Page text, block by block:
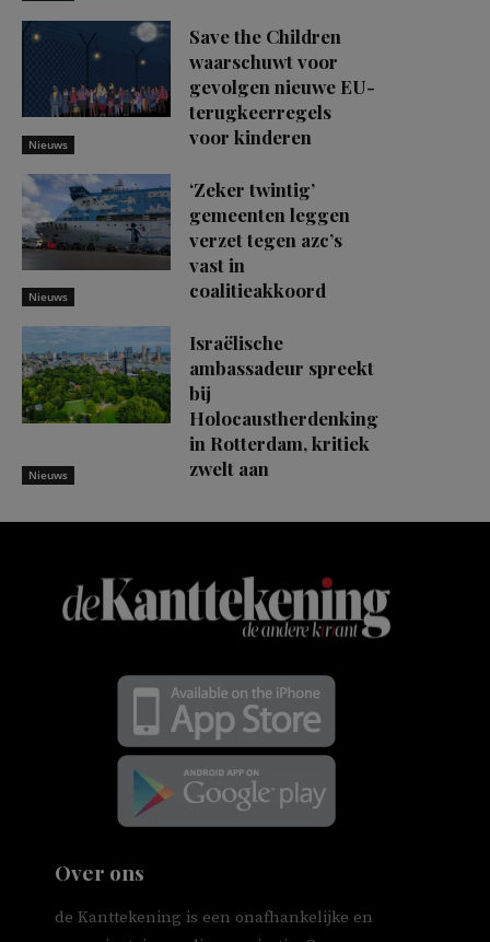
Nieuws
Save the Children
waarschuwt voor
gevolgen nieuwe EU-
terugkeerregels
voor kinderen
Nieuws
‘Zeker twintig’
gemeenten leggen
verzet tegen azc’s
vast in
coalitieakkoord
Nieuws
Israëlische
ambassadeur spreekt
bij
Holocaustherdenking
in Rotterdam, kritiek
zwelt aan
Over ons
de Kanttekening is een onafhankelijke en